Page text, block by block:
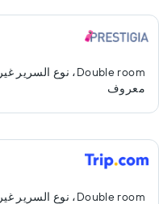
Double room، نوع السرير غير
معروف
Double room، نوع السرير غير